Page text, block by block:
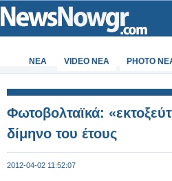
ΝΕΑ VIDEO NEA PHOTO
Φωτοβολταϊκά:
δίμηνο του έτους
2012-04-02 11:52:07